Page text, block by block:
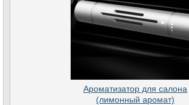
Ароматизатор для салона
(лимонный аромат)